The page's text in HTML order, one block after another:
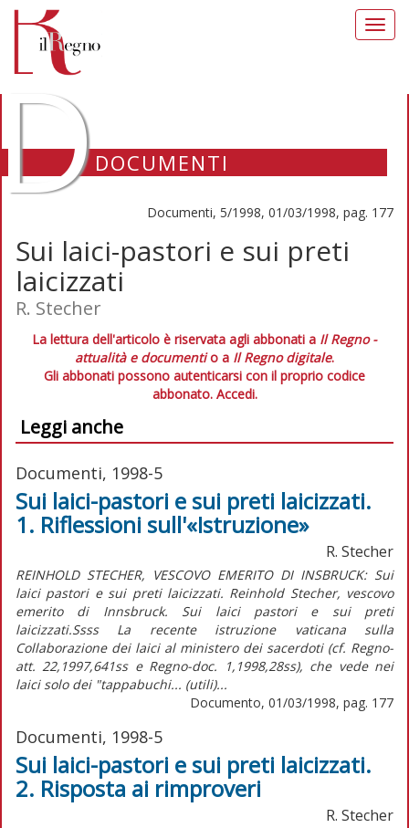
DOCUMENTI
Documenti, 5/1998, 01/03/1998, pag. 177
Sui laici-pastori e sui preti
laicizzati
R. Stecher
La lettura dell'articolo è riservata agli abbonati a Il Regno -
attualità e documentio a Il Regno digitale.
Gli abbonati possono autenticarsi con il proprio codice
abbonato. Accedi.
Leggi anche
Documenti, 1998-5
Sui laici-pastori e sui preti laicizzati.
1. Riflessioni sull'«Istruzione»
R. Stecher
REINHOLD STECHER, VESCOVO EMERITO DI INSBRUCK: Sui
laici pastori e sui preti laicizzati. Reinhold Stecher, vescovo
emerito di Innsbruck. Sui laici pastori e sui preti
laicizzati.Ssss La recente istruzione vaticana sulla
Collaborazione dei laici al ministero dei sacerdoti (cf. Regno-
att. 22,1997,641ss e Regno-doc. 1,1998,28ss), che vede nei
laici solo dei "tappabuchi... (utili)...
Documento, 01/03/1998, pag. 177
Documenti, 1998-5
Sui laici-pastori e sui preti laicizzati.
2. Risposta ai rimproveri
R. Stecher